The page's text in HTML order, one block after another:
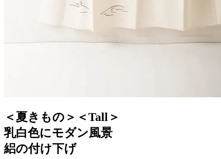
＜夏きもの＞＜Tall＞
乳白色にモダン風景
絽の付け下げ